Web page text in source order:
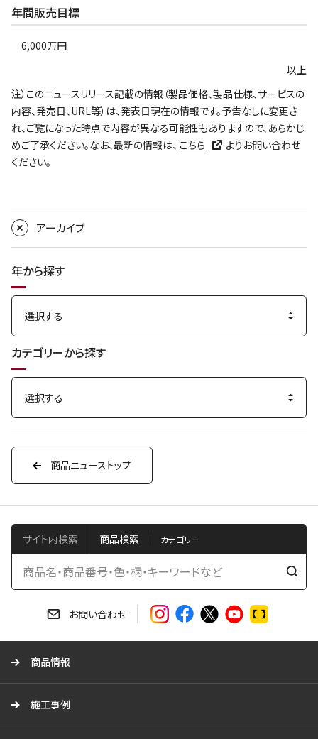
年間販売目標
6,000万円
以上
注）このニュースリリース記載の情報（製品価格、製品仕様、サービスの
内容、発売日、URL等）は、発表日現在の情報です。予告なしに変更さ
れ、ご覧になった時点で内容が異なる可能性もありますので、あらかじ
めご了承ください。なお、最新の情報は、 こちら
よりお問い合わせ
ください。
アーカイブ
年から探す
カテゴリーから探す
商品ニューストップ
サイト内検索 商品検索
検
お問い合わせ
商品情報
施工事例